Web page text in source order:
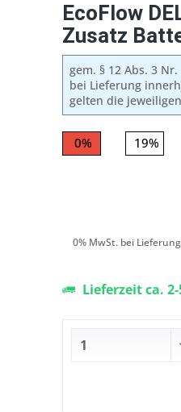
EcoFlow
Zusatz
gem. § 12 Abs. 3 Nr.
bei Lieferung
gelten die
0% 19%
0% MwSt. bei
Lieferzeit ca.